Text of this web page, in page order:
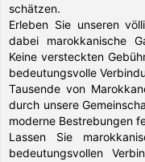
schätzen.
Erleben Sie unseren
dabei marokkanische
Keine versteckten
bedeutungsvolle
Tausende von
durch unsere
moderne Bestrebungen
Lassen Sie
bedeutungsvollen